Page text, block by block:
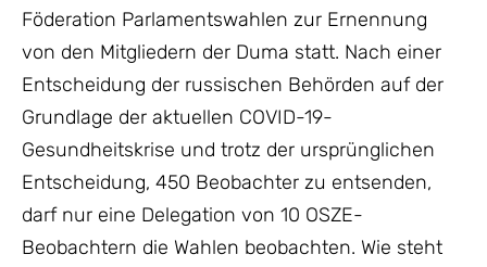
Föderation Parlamentswahlen zur Ernennung
von den Mitgliedern der Duma statt. Nach einer
Entscheidung der russischen Behörden auf der
Grundlage der aktuellen COVID-19-
Gesundheitskrise und trotz der ursprünglichen
Entscheidung, 450 Beobachter zu entsenden,
darf nur eine Delegation von 10 OSZE-
Beobachtern die Wahlen beobachten. Wie steht